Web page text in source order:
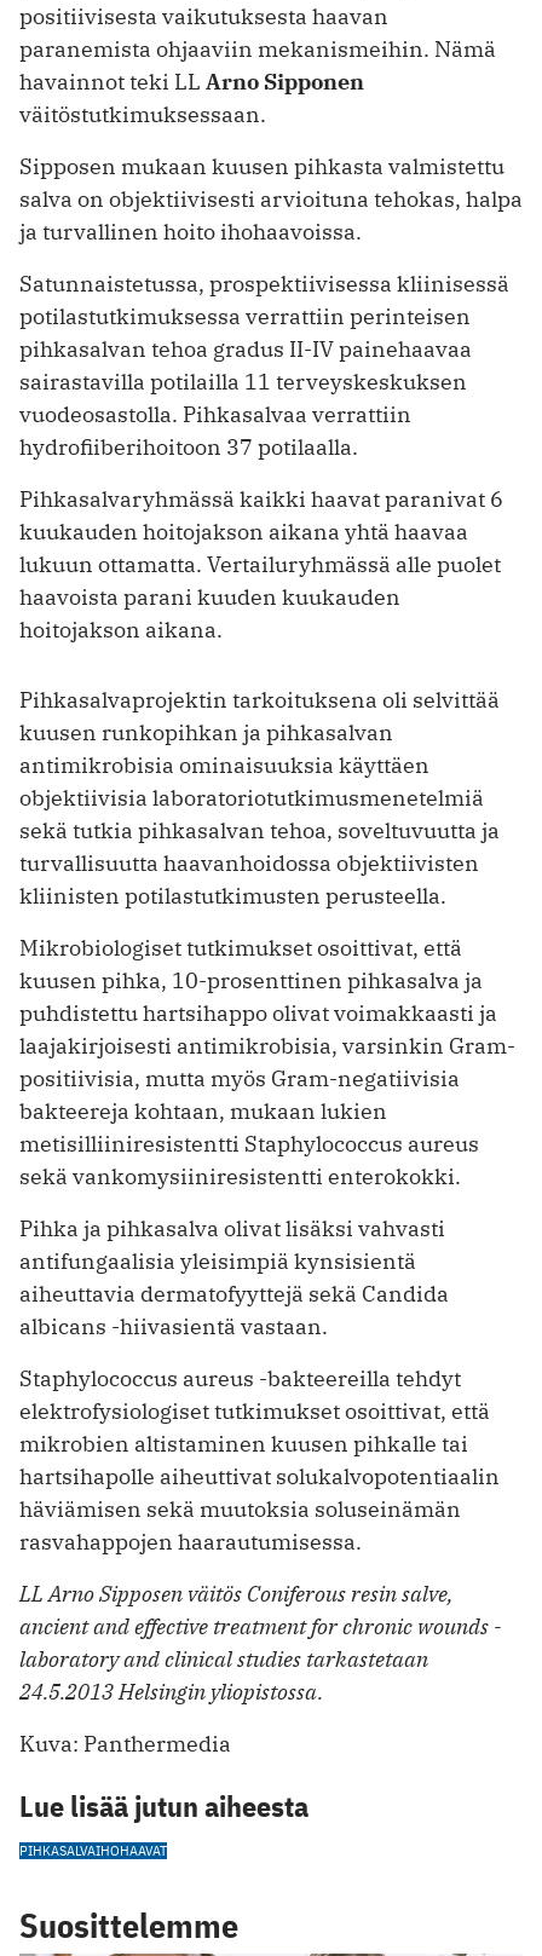
positiivisesta vaikutuksesta haavan
paranemista ohjaaviin mekanismeihin. Nämä
havainnot teki LL Arno Sipponen
väitöstutkimuksessaan.
Sipposen mukaan kuusen pihkasta valmistettu
salva on objektiivisesti arvioituna tehokas, halpa
ja turvallinen hoito ihohaavoissa.
Satunnaistetussa, prospektiivisessa kliinisessä
potilastutkimuksessa verrattiin perinteisen
pihkasalvan tehoa gradus II-IV painehaavaa
sairastavilla potilailla 11 terveyskeskuksen
vuodeosastolla. Pihkasalvaa verrattiin
hydrofiiberihoitoon 37 potilaalla.
Pihkasalvaryhmässä kaikki haavat paranivat 6
kuukauden hoitojakson aikana yhtä haavaa
lukuun ottamatta. Vertailuryhmässä alle puolet
haavoista parani kuuden kuukauden
hoitojakson aikana.
Pihkasalvaprojektin tarkoituksena oli selvittää
kuusen runkopihkan ja pihkasalvan
antimikrobisia ominaisuuksia käyttäen
objektiivisia laboratoriotutkimusmenetelmiä
sekä tutkia pihkasalvan tehoa, soveltuvuutta ja
turvallisuutta haavanhoidossa objektiivisten
kliinisten potilastutkimusten perusteella.
Mikrobiologiset tutkimukset osoittivat, että
kuusen pihka, 10-prosenttinen pihkasalva ja
puhdistettu hartsihappo olivat voimakkaasti ja
laajakirjoisesti antimikrobisia, varsinkin Gram-
positiivisia, mutta myös Gram-negatiivisia
bakteereja kohtaan, mukaan lukien
metisilliiniresistentti Staphylococcus aureus
sekä vankomysiiniresistentti enterokokki.
Pihka ja pihkasalva olivat lisäksi vahvasti
antifungaalisia yleisimpiä kynsisientä
aiheuttavia dermatofyyttejä sekä Candida
albicans -hiivasientä vastaan.
Staphylococcus aureus -bakteereilla tehdyt
elektrofysiologiset tutkimukset osoittivat, että
mikrobien altistaminen kuusen pihkalle tai
hartsihapolle aiheuttivat solukalvopotentiaalin
häviämisen sekä muutoksia soluseinämän
rasvahappojen haarautumisessa.
LL Arno Sipposen väitös Coniferous resin salve,
ancient and effective treatment for chronic wounds -
laboratory and clinical studies tarkastetaan
24.5.2013 Helsingin yliopistossa.
Kuva: Panthermedia
Lue lisää jutun aiheesta
PIHKASALVAIHOHAAVAT
Suosittelemme